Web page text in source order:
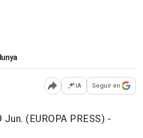
Abrir opciones para
IA Seguir en
Jun. (EUROPA PRESS) -